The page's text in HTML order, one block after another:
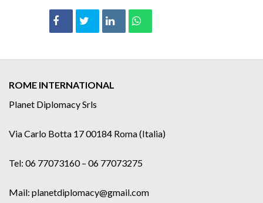
ROME INTERNATIONAL
Planet Diplomacy Srls
Via Carlo Botta 17 00184 Roma (Italia)
Tel: 06 77073160 – 06 77073275
Mail: planetdiplomacy@gmail.com